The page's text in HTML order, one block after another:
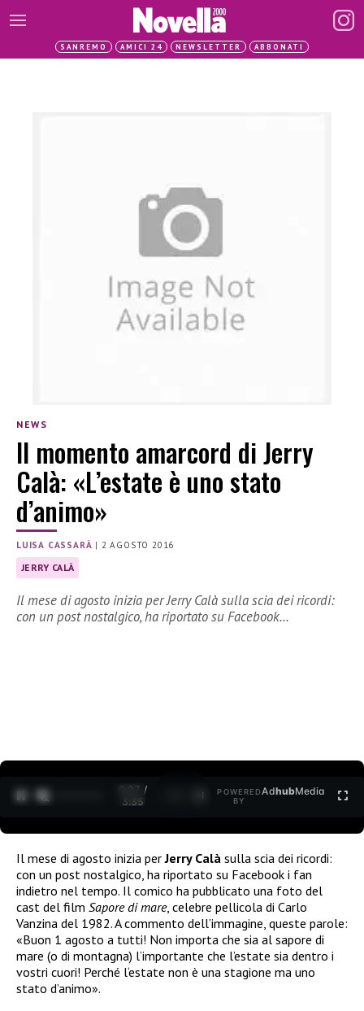
SANREMO AMICI 24 NEWSLETTER ABBONATI
NEWS
Il momento amarcord di Jerry
Calà: «L’estate è uno stato
d’animo»
LUISA CASSARÀ | 2 AGOSTO 2016
JERRY CALÀ
Il mese di agosto inizia per Jerry Calà sulla scia dei ricordi:
con un post nostalgico, ha riportato su Facebook…
0:27 /
3:35
POWERED
BY
AdhubMedia
Il mese di agosto inizia perJerry Calà sulla scia dei ricordi:
con un post nostalgico, ha riportato su Facebook i fan
indietro nel tempo. Il comico ha pubblicato una foto del
cast del film Sapore di mare, celebre pellicola di Carlo
Vanzina del 1982. A commento dell’immagine, queste parole:
«Buon 1 agosto a tutti! Non importa che sia al sapore di
mare (o di montagna) l’importante che l’estate sia dentro i
vostri cuori! Perché l‘estate non è una stagione ma uno
stato d’animo».